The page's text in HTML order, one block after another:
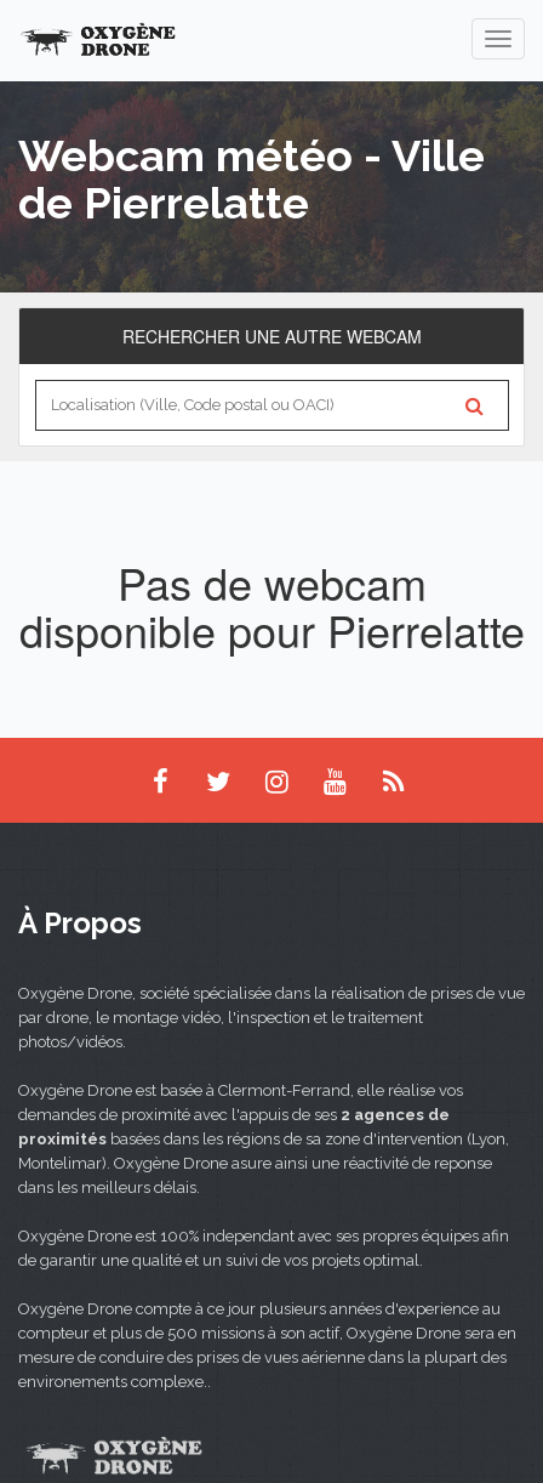
Webcam météo - Ville
de Pierrelatte
RECHERCHER UNE AUTRE WEBCAM
Pas de webcam
disponible pour Pierrelatte
À Propos
Oxygène Drone, société spécialisée dans la réalisation de prises de vue
par drone, le montage vidéo, l'inspection et le traitement
photos/vidéos.
Oxygène Drone est basée à Clermont-Ferrand, elle réalise vos
demandes de proximité avec l'appuis de ses 2 agences de
proximités basées dans les régions de sa zone d'intervention (Lyon,
Montelimar). Oxygène Drone asure ainsi une réactivité de reponse
dans les meilleurs délais.
Oxygène Drone est 100% independant avec ses propres équipes afin
de garantir une qualité et un suivi de vos projets optimal.
Oxygène Drone compte à ce jour plusieurs années d'experience au
compteur et plus de 500 missions à son actif, Oxygène Drone sera en
mesure de conduire des prises de vues aérienne dans la plupart des
environements complexe..